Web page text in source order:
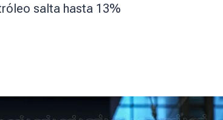
salta hasta 13%